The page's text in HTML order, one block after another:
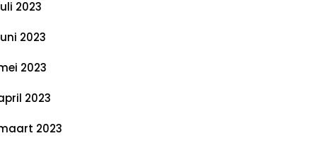
2023
2023
2023
2023
2023